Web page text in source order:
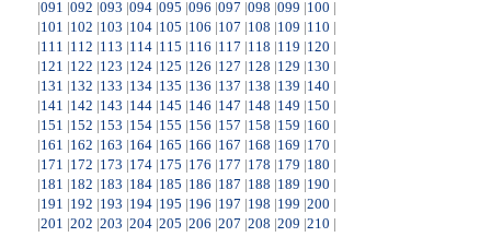
|091 |092 |093 |094|095 |096 |097 |098 |099 |100 |
|101 |102 |103 |104|105 |106 |107 |108 |109 |110 |
|111 |112 |113 |114|115 |116 |117 |118 |119 |120 |
|121 |122 |123 |124|125 |126 |127 |128 |129 |130 |
|131 |132 |133 |134|135 |136 |137 |138 |139 |140 |
|141 |142 |143 |144|145 |146 |147 |148 |149 |150 |
|151 |152 |153 |154|155 |156 |157 |158 |159 |160 |
|161 |162 |163 |164|165 |166 |167 |168 |169 |170 |
|171 |172 |173 |174|175 |176 |177 |178 |179 |180 |
|181 |182 |183 |184|185 |186 |187 |188 |189 |190 |
|191 |192 |193 |194|195 |196 |197 |198 |199 |200 |
|201 |202 |203 |204|205 |206 |207 |208 |209 |210 |